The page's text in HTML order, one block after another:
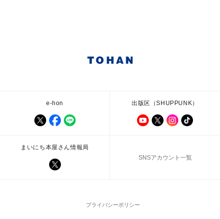
e-hon 出版区（SHUPPUNK）
まいにち本屋さん情報局
SNSアカウント一覧
プライバシーポリシー